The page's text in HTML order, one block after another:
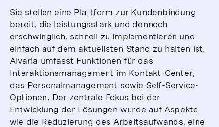
Sie stellen eine Plattform zur Kundenbindung
bereit, die leistungsstark und dennoch
erschwinglich, schnell zu implementieren und
einfach auf dem aktuellsten Stand zu halten ist.
Alvaria umfasst Funktionen für das
Interaktionsmanagement im Kontakt-Center,
das Personalmanagement sowie Self-Service-
Optionen. Der zentrale Fokus bei der
Entwicklung der Lösungen wurde auf Aspekte
wie die Reduzierung des Arbeitsaufwands, eine